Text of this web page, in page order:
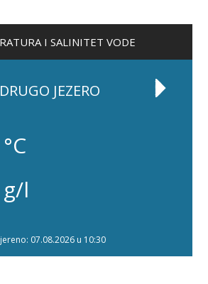
I SALINITET VODE
DRUGO JEZERO
l
07.08.2026 u 10:30